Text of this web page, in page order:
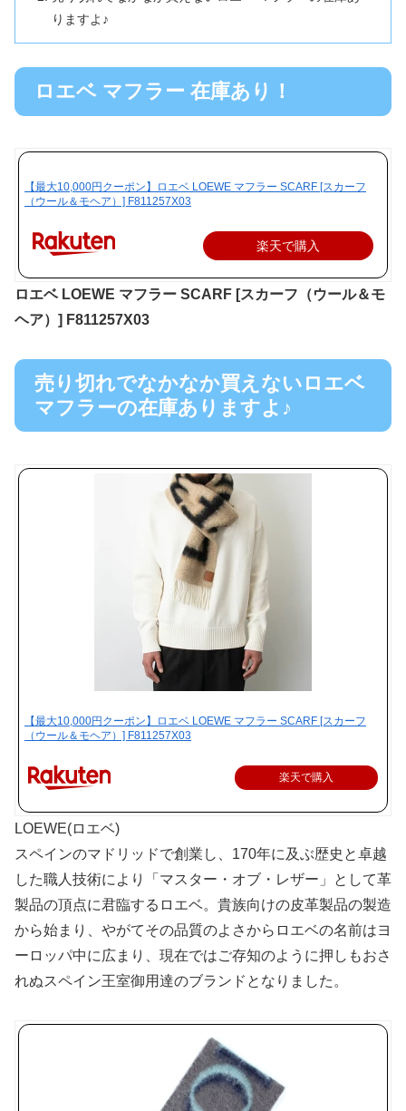
りますよ♪
ロエベ マフラー 在庫あり！
【最大10,000円クーポン】ロエベ LOEWE マフラー SCARF [スカーフ
（ウール＆モヘア）] F811257X03
楽天で購入
ロエベ LOEWE マフラー SCARF [スカーフ（ウール＆モ
ヘア）] F811257X03
売り切れでなかなか買えないロエベ
マフラーの在庫ありますよ♪
【最大10,000円クーポン】ロエベ LOEWE マフラー SCARF [スカーフ
（ウール＆モヘア）] F811257X03
楽天で購入
LOEWE(ロエベ)
スペインのマドリッドで創業し、170年に及ぶ歴史と卓越
した職人技術により「マスター・オブ・レザー」として革
製品の頂点に君臨するロエベ。貴族向けの皮革製品の製造
から始まり、やがてその品質のよさからロエベの名前はヨ
ーロッパ中に広まり、現在ではご存知のように押しもおさ
れぬスペイン王室御用達のブランドとなりました。